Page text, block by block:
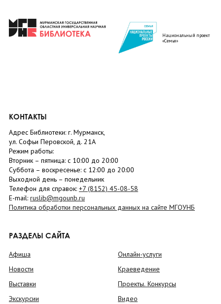
Национальный проект
«Семья»
КОНТАКТЫ
Адрес Библиотеки: г. Мурманск,
ул. Софьи Перовской, д. 21А
Режим работы:
Вторник – пятница: с 10:00 до 20:00
Суббота – воскресенье: c 12:00 до 20:00
Выходной день – понедельник
Телефон для справок: +7 (8152) 45-08-58
E-mail: ruslib@mgounb.ru
Политика обработки персональных данных на сайте МГОУНБ
РАЗДЕЛЫ САЙТА
Афиша
Новости
Выставки
Экскурсии
Онлайн-услуги
Краеведение
Проекты. Конкурсы
Видео